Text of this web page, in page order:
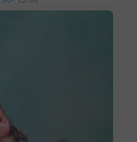
: 3